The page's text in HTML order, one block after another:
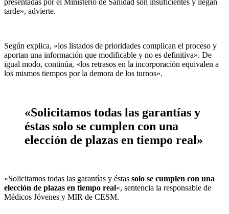
tarde», advierte.
Según explica, «los listados de prioridades complican el proceso y
aportan una información que modificable y no es definitiva». De
igual modo, continúa, «los retrasos en la incorporación equivalen a
los mismos tiempos por la demora de los turnos».
«Solicitamos todas las garantías y
éstas solo se cumplen con una
elección de plazas en tiempo real»
«Solicitamos todas las garantías y éstas solo se cumplen con una
elección de plazas en tiempo real«, sentencia la responsable de
Médicos Jóvenes y MIR de CESM.